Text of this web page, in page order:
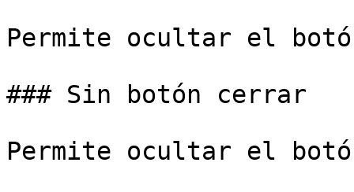
Permite ocultar el
### Sin botón cerrar
Permite ocultar el